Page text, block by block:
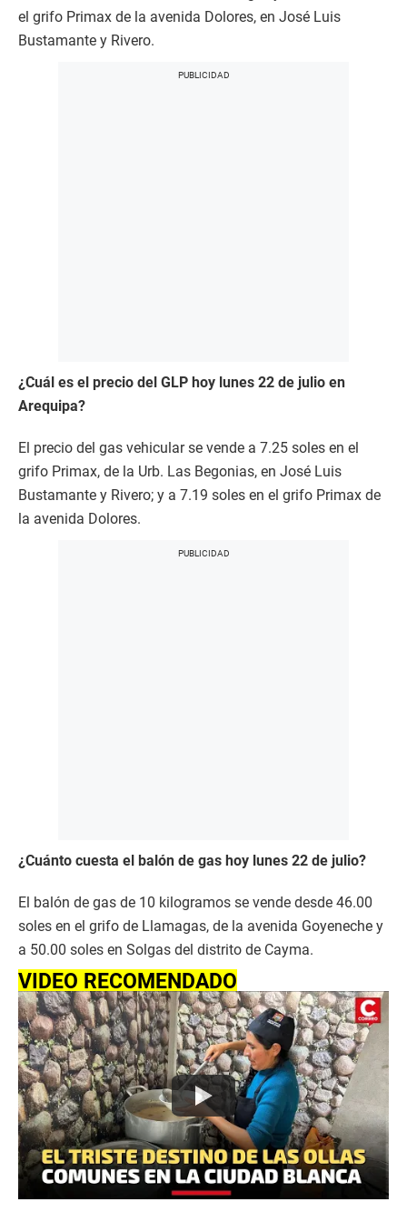
el grifo Primax de la avenida Dolores, en José Luis
Bustamante y Rivero.
¿Cuál es el precio del GLP hoy lunes 22 de julio en
Arequipa?
El precio del gas vehicular se vende a 7.25 soles en el
grifo Primax, de la Urb. Las Begonias, en José Luis
Bustamante y Rivero; y a 7.19 soles en el grifo Primax de
la avenida Dolores.
¿Cuánto cuesta el balón de gas hoy lunes 22 de julio?
El balón de gas de 10 kilogramos se vende desde 46.00
soles en el grifo de Llamagas, de la avenida Goyeneche y
a 50.00 soles en Solgas del distrito de Cayma.
VIDEO RECOMENDADO